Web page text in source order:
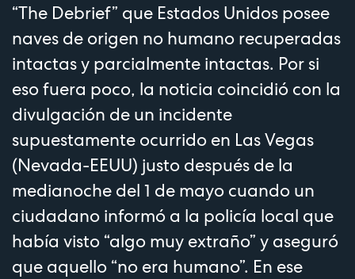
“The Debrief” que Estados Unidos posee
naves de origen no humano recuperadas
intactas y parcialmente intactas. Por si
eso fuera poco, la noticia coincidió con la
divulgación de un incidente
supuestamente ocurrido en Las Vegas
(Nevada-EEUU) justo después de la
medianoche del 1 de mayo cuando un
ciudadano informó a la policía local que
había visto “algo muy extraño” y aseguró
que aquello “no era humano”. En ese